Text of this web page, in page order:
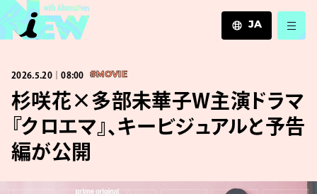
JA
ZH
2026.5.20｜08:00 #MOVIE
杉咲花×多部未華子W主演ドラマ
『クロエマ』、キービジュアルと予告
編が公開